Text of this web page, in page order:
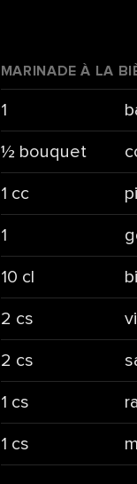
MARINADE À LA
1
½ bouquet
1 cc
1
10 cl
2 cs
2 cs
1 cs
1 cs